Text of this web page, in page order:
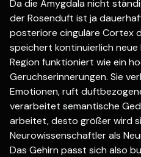
Da die Amygdala nicht
der Rosenduft ist ja
posteriore cinguläre Cortex
speichert kontinuierlich
Region funktioniert wie ein
Geruchserinnerungen. Sie
Emotionen, ruft
verarbeitet semantische
arbeitet, desto größer wird
Neurowissenschaftler als
Das Gehirn passt sich also